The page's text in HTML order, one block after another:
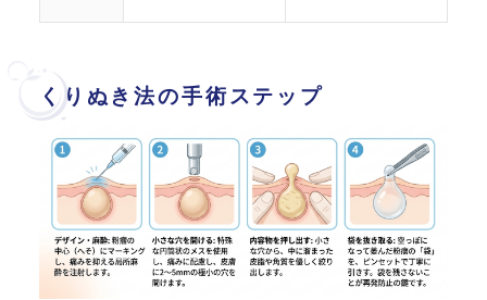
くりぬき法の手術ステップ